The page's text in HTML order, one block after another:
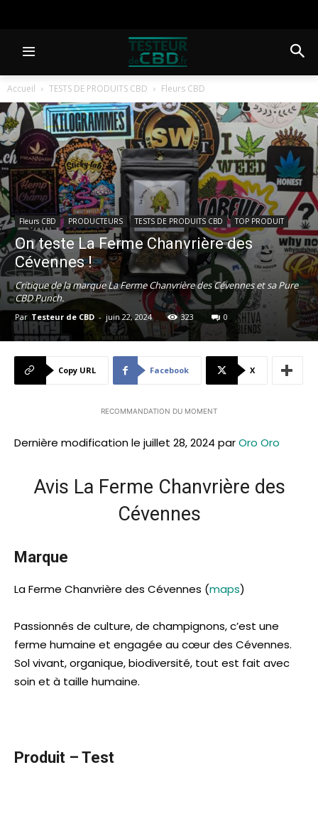
Accueil TESTS DE PRODUITS CBD Fleurs CBD
Fleurs CBD PRODUCTEURS TESTS DE PRODUITS CBD TOP PRODUIT
On teste La Ferme Chanvrière des
Cévennes !
Critique de la marque La Ferme Chanvrière des Cévennes et sa Pure
CBD Punch.
Par Testeur de CBD - juin 22, 2024 323 0
Copy URL Facebook X
RECOMMANDATION DU MOMENT
Dernière modification le juillet 28, 2024 parOro Oro
Avis La Ferme Chanvrière des
Cévennes
Marque
La Ferme Chanvrière des Cévennes (maps)
Passionnés de culture, de champignons, c’est une
ferme humaine et engagée au cœur des Cévennes.
Sol vivant, organique, biodiversité, tout est fait avec
soin et à taille humaine.
Produit – Test